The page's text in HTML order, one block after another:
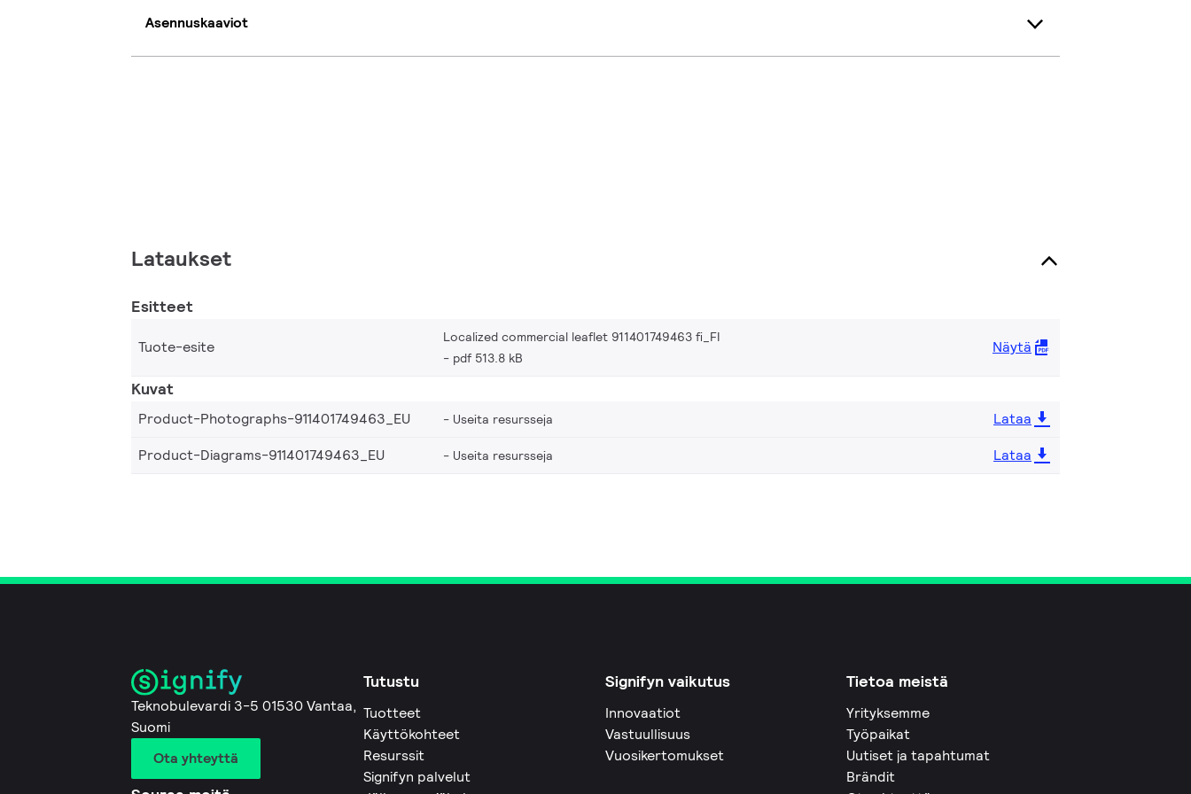
Asennuskaaviot
Lataukset
Esitteet
Tuote-esite
Localized commercial leaflet 911401749463 fi_FI
pdf 513.8 kB
Näytä
Kuvat
Product-Photographs-911401749463_EU Useita resursseja
Lataa
Product-Diagrams-911401749463_EU
Useita resursseja Lataa
Teknobulevardi 3-5 01530 Vantaa,
Suomi
Ota yhteyttä
Tutustu
Tuotteet
Käyttökohteet
Resurssit
Signifyn palvelut
Signifyn vaikutus
Innovaatiot
Vastuullisuus
Vuosikertomukset
Tietoa meistä
Yrityksemme
Työpaikat
Uutiset ja tapahtumat
Brändit